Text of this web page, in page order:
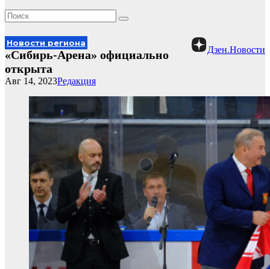
Дзен.Новости
Новости региона
«Сибирь-Арена» официально
открыта
Редакция
Авг 14, 2023